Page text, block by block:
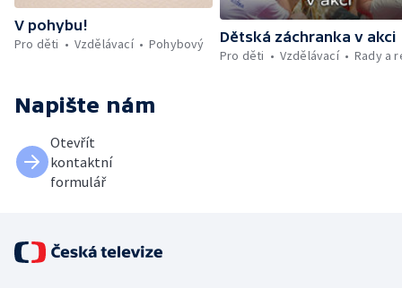
V pohybu!
Pro děti
Vzdělávací Pohybový
Dětská záchranka v akci
Pro děti
Vzdělávací Rady a
Napište nám
Otevřít
kontaktní
formulář